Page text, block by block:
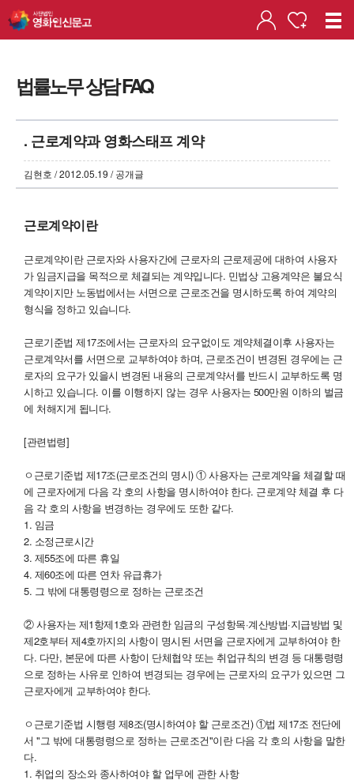
법률노무 상담 FAQ
. 근로계약과 영화스태프 계약
김현호 / 2012.05.19 / 공개글
근로계약이란
근로계약이란 근로자와 사용자간에 근로자의 근로제공에 대하여 사용자
가 임금지급을 목적으로 체결되는 계약입니다. 민법상 고용계약은 불요식
계약이지만 노동법에서는 서면으로 근로조건을 명시하도록 하여 계약의
형식을 정하고 있습니다.
근로기준법 제17조에서는 근로자의 요구없이도 계약체결이후 사용자는
근로계약서를 서면으로 교부하여야 하며, 근로조건이 변경된 경우에는 근
로자의 요구가 있을시 변경된 내용의 근로계약서를 반드시 교부하도록 명
시하고 있습니다. 이를 이행하지 않는 경우 사용자는 500만원 이하의 벌금
에 처해지게 됩니다.
[관련법령]
ㅇ근로기준법 제17조(근로조건의 명시) ① 사용자는 근로계약을 체결할 때
에 근로자에게 다음 각 호의 사항을 명시하여야 한다. 근로계약 체결 후 다
음 각 호의 사항을 변경하는 경우에도 또한 같다.
1. 임금
2. 소정근로시간
3. 제55조에 따른 휴일
4. 제60조에 따른 연차 유급휴가
5. 그 밖에 대통령령으로 정하는 근로조건
② 사용자는 제1항제1호와 관련한 임금의 구성항목·계산방법·지급방법 및
제2호부터 제4호까지의 사항이 명시된 서면을 근로자에게 교부하여야 한
다. 다만, 본문에 따른 사항이 단체협약 또는 취업규칙의 변경 등 대통령령
으로 정하는 사유로 인하여 변경되는 경우에는 근로자의 요구가 있으면 그
근로자에게 교부하여야 한다.
ㅇ근로기준법 시행령 제8조(명시하여야 할 근로조건) ①법 제17조 전단에
서 "그 밖에 대통령령으로 정하는 근로조건"이란 다음 각 호의 사항을 말한
다.
1. 취업의 장소와 종사하여야 할 업무에 관한 사항